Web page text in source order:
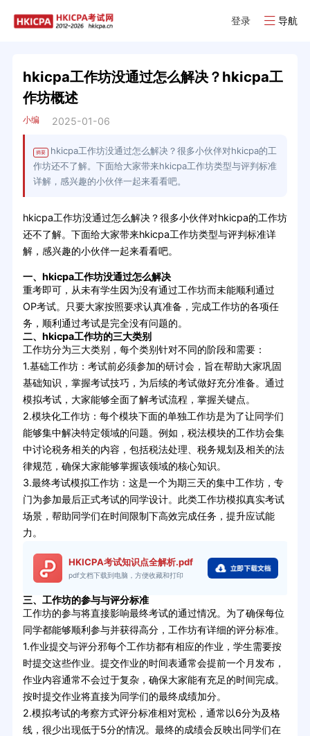
登录 导航
hkicpa工作坊没通过怎么解决？hkicpa工
作坊概述
小编 2025-01-06
摘要
hkicpa工作坊没通过怎么解决？很多小伙伴对hkicpa的工
作坊还不了解。下面给大家带来hkicpa工作坊类型与评判标准
详解，感兴趣的小伙伴一起来看看吧。
hkicpa工作坊没通过怎么解决？很多小伙伴对hkicpa的工作坊
还不了解。下面给大家带来hkicpa工作坊类型与评判标准详
解，感兴趣的小伙伴一起来看看吧。
一、hkicpa工作坊没通过怎么解决
重考即可，从未有学生因为没有通过工作坊而未能顺利通过
OP考试。只要大家按照要求认真准备，完成工作坊的各项任
务，顺利通过考试是完全没有问题的。
二、hkicpa工作坊的三大类别
工作坊分为三大类别，每个类别针对不同的阶段和需要：
1.基础工作坊：考试前必须参加的研讨会，旨在帮助大家巩固
基础知识，掌握考试技巧，为后续的考试做好充分准备。通过
模拟考试，大家能够全面了解考试流程，掌握关键点。
2.模块化工作坊：每个模块下面的单独工作坊是为了让同学们
能够集中解决特定领域的问题。例如，税法模块的工作坊会集
中讨论税务相关的内容，包括税法处理、税务规划及相关的法
律规范，确保大家能够掌握该领域的核心知识。
3.最终考试模拟工作坊：这是一个为期三天的集中工作坊，专
门为参加最后正式考试的同学设计。此类工作坊模拟真实考试
场景，帮助同学们在时间限制下高效完成任务，提升应试能
力。
HKICPA考试知识点全解析.pdf
pdf文档下载到电脑，方便收藏和打印
三、工作坊的参与与评分标准
工作坊的参与将直接影响最终考试的通过情况。为了确保每位
同学都能够顺利参与并获得高分，工作坊有详细的评分标准。
1.作业提交与评分邪每个工作坊都有相应的作业，学生需要按
时提交这些作业。提交作业的时间表通常会提前一个月发布，
作业内容通常不会过于复杂，确保大家能有充足的时间完成。
按时提交作业将直接为同学们的最终成绩加分。
2.模拟考试的考察方式评分标准相对宽松，通常以6分为及格
线，很少出现低于5分的情况。最终的成绩会反映出同学们在